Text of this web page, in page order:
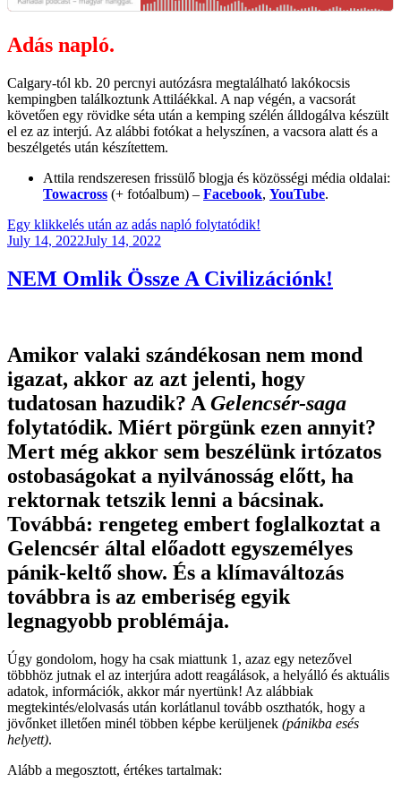
Adás napló.
Calgary-tól kb. 20 percnyi autózásra megtalálható lakókocsis
kempingben találkoztunk Attiláékkal. A nap végén, a vacsorát
követően egy rövidke séta után a kemping szélén álldogálva készült
el ez az interjú. Az alábbi fotókat a helyszínen, a vacsora alatt és a
beszélgetés után készítettem.
Attila rendszeresen frissülő blogja és közösségi média oldalai:
Towacross (+ fotóalbum) – Facebook, YouTube.
Egy klikkelés után az adás napló folytatódik!
Posted
July 14, 2022July 14, 2022
NEM Omlik Össze A Civilizációnk!
Amikor valaki szándékosan nem mond
igazat, akkor az azt jelenti, hogy
tudatosan hazudik? A Gelencsér-saga
folytatódik. Miért pörgünk ezen annyit?
Mert még akkor sem beszélünk irtózatos
ostobaságokat a nyilvánosság előtt, ha
rektornak tetszik lenni a bácsinak.
Továbbá: rengeteg embert foglalkoztat a
Gelencsér által előadott egyszemélyes
pánik-keltő show. És a klímaváltozás
továbbra is az emberiség egyik
legnagyobb problémája.
Úgy gondolom, hogy ha csak miattunk 1, azaz egy netezővel
többhöz jutnak el az interjúra adott reagálások, a helyálló és aktuális
adatok, információk, akkor már nyertünk! Az alábbiak
megtekintés/elolvasás után korlátlanul tovább oszthatók, hogy a
jövőnket illetően minél többen képbe kerüljenek (pánikba esés
helyett).
Alább a megosztott, értékes tartalmak: